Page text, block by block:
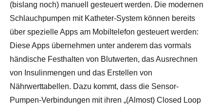
(bislang noch) manuell gesteuert werden. Die modernen
Schlauchpumpen mit Katheter-System können bereits
über spezielle Apps am Mobiltelefon gesteuert werden:
Diese Apps übernehmen unter anderem das vormals
händische Festhalten von Blutwerten, das Ausrechnen
von Insulinmengen und das Erstellen von
Nährwerttabellen. Dazu kommt, dass die Sensor-
Pumpen-Verbindungen mit ihren „(Almost) Closed Loop